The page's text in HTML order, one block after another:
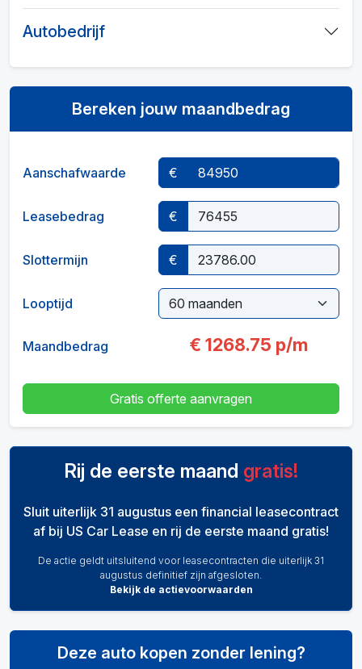
Autobedrijf
Bereken jouw maandbedrag
Aanschafwaarde €
Leasebedrag €
Slottermijn €
Looptijd
Maandbedrag € 1268.75 p/m
Gratis offerte aanvragen
Rij de eerste maand gratis!
Sluit uiterlijk 31 augustus een financial leasecontract
af bij US Car Lease en rij de eerste maand gratis!
De actie geldt uitsluitend voor leasecontracten die uiterlijk 31
augustus definitief zijn afgesloten.
Bekijk de actievoorwaarden
Deze auto kopen zonder lening?